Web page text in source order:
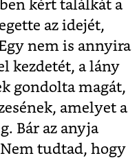
kért találkát a
az idejét,
nem is annyira
kezdetét, a lány
gondolta magát,
amelyet a
Bár az anyja
Nem tudtad, hogy